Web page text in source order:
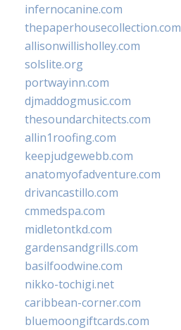
infernocanine.com
thepaperhousecollection.com
allisonwillisholley.com
solslite.org
portwayinn.com
djmaddogmusic.com
thesoundarchitects.com
allin1roofing.com
keepjudgewebb.com
anatomyofadventure.com
drivancastillo.com
cmmedspa.com
midletontkd.com
gardensandgrills.com
basilfoodwine.com
nikko-tochigi.net
caribbean-corner.com
bluemoongiftcards.com